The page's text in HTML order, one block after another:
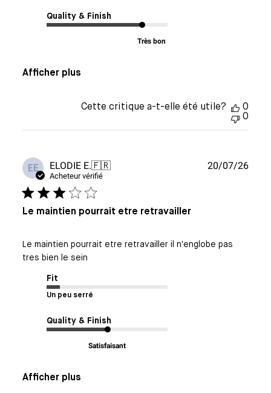
Quality & Finish
Très bon
Afficher plus
Cette critique a-t-elle été utile?
0
0
EE ELODIE E.🇫🇷
Acheteur vérifié
Le maintien pourrait etre retravailler
Le maintien pourrait etre retravailler il n'englobe pas
tres bien le sein
Fit
Un peu serré
Quality & Finish
Satisfaisant
Afficher plus
Date
20/07/26